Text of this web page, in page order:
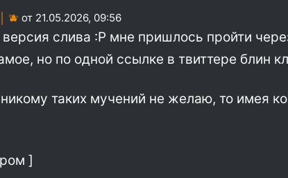
🫐 от 21.05.2026, 09:56
слива :Р мне пришлось пройти
но по одной ссылке в твиттере блин
таких мучений не желаю, то имея
]